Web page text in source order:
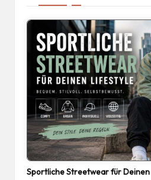
Sportliche Streetwear für